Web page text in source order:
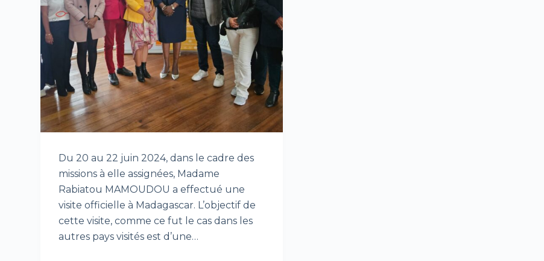
Du 20 au 22 juin 2024, dans le cadre des
missions à elle assignées, Madame
Rabiatou MAMOUDOU a effectué une
visite officielle à Madagascar. L’objectif de
cette visite, comme ce fut le cas dans les
autres pays visités est d’une…